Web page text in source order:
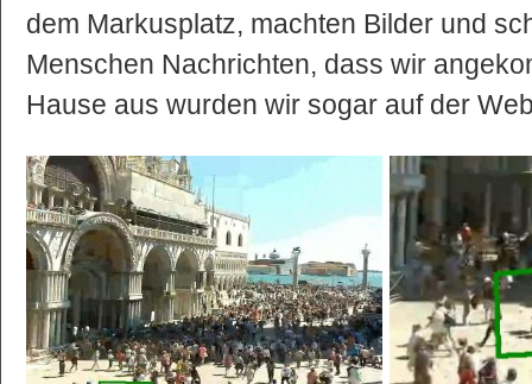
dem Markusplatz, machten Bilder und
Menschen Nachrichten, dass wir
Hause aus wurden wir sogar auf der